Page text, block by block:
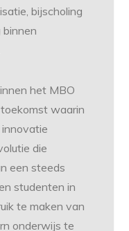
bijscholing
het MBO
waarin
die
een steeds
studenten in
te maken van
onderwijs te